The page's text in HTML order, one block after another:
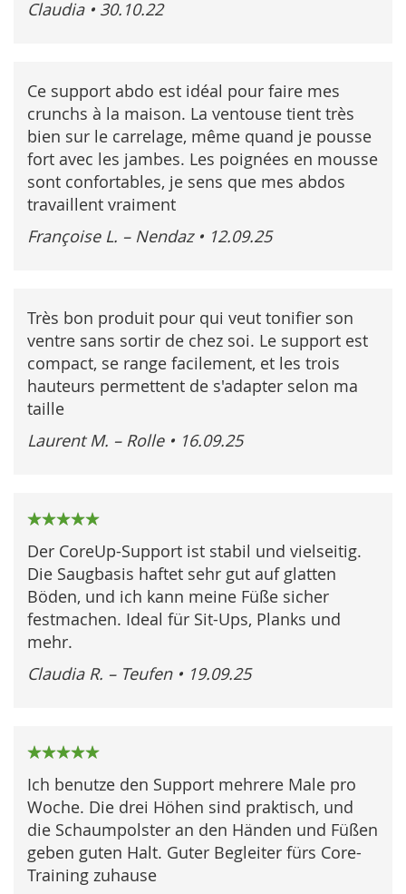
Claudia • 30.10.22
Ce support abdo est idéal pour faire mes
crunchs à la maison. La ventouse tient très
bien sur le carrelage, même quand je pousse
fort avec les jambes. Les poignées en mousse
sont confortables, je sens que mes abdos
travaillent vraiment
Françoise L. – Nendaz • 12.09.25
Très bon produit pour qui veut tonifier son
ventre sans sortir de chez soi. Le support est
compact, se range facilement, et les trois
hauteurs permettent de s'adapter selon ma
taille
Laurent M. – Rolle • 16.09.25
100%
Der CoreUp-Support ist stabil und vielseitig.
Die Saugbasis haftet sehr gut auf glatten
Böden, und ich kann meine Füße sicher
festmachen. Ideal für Sit-Ups, Planks und
mehr.
Claudia R. – Teufen • 19.09.25
100%
Ich benutze den Support mehrere Male pro
Woche. Die drei Höhen sind praktisch, und
die Schaumpolster an den Händen und Füßen
geben guten Halt. Guter Begleiter fürs Core-
Training zuhause